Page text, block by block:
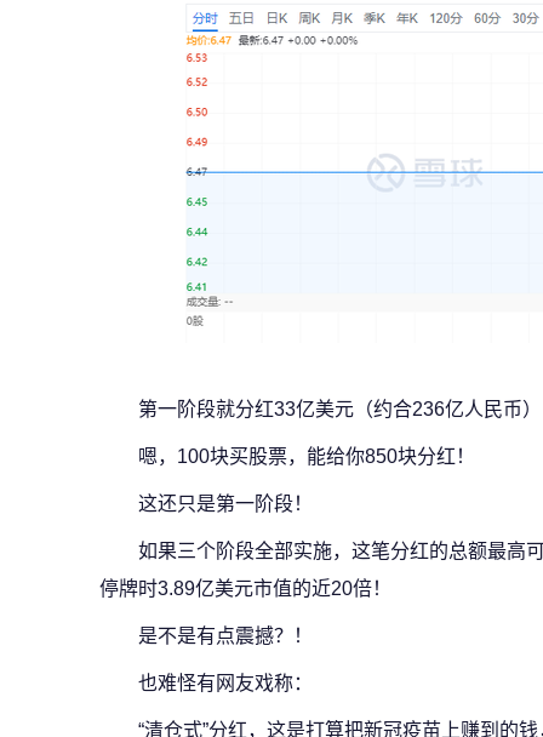
第一阶段就分红33亿美元（约合236亿人民币
嗯，100块买股票，能给你850块分红！
这还只是第一阶段！
如果三个阶段全部实施，这笔分红的总额最高
停牌时3.89亿美元市值的近20倍！
是不是有点震撼？！
也难怪有网友戏称：
“清仓式”分红，这是打算把新冠疫苗上赚到的